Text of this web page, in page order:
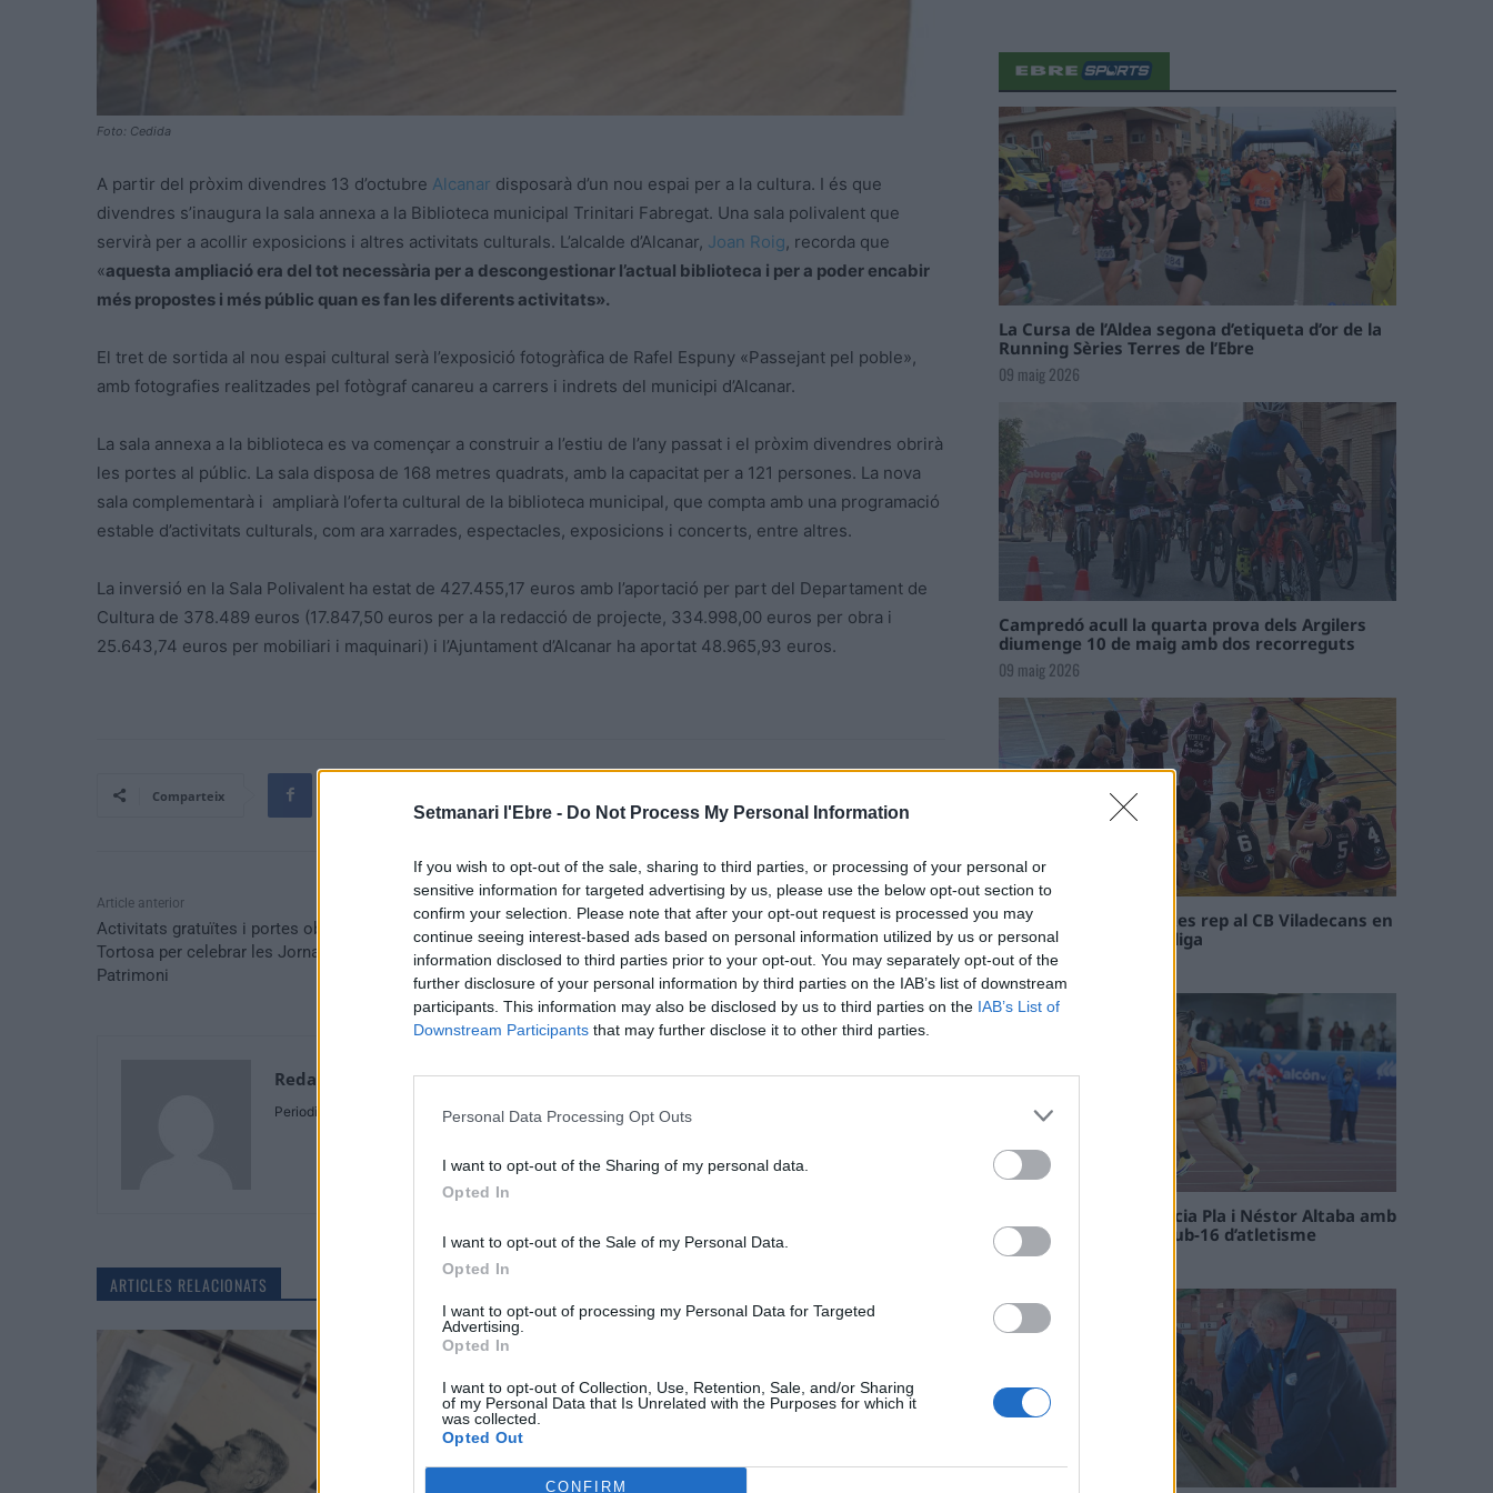
Setmanari l'Ebre - Do Not Process My Personal Information
If you wish to opt-out of the sale, sharing to third parties, or processing of your personal or
sensitive information for targeted advertising by us, please use the below opt-out section to
confirm your selection. Please note that after your opt-out request is processed you may
continue seeing interest-based ads based on personal information utilized by us or personal
information disclosed to third parties prior to your opt-out. You may separately opt-out of the
further disclosure of your personal information by third parties on the IAB’s list of downstream
participants. This information may also be disclosed by us to third parties on the IAB’s List of
Downstream Participants that may further disclose it to other third parties.
Personal Data Processing Opt Outs
I want to opt-out of the Sharing of my personal data.
Opted In
I want to opt-out of the Sale of my Personal Data.
Opted In
I want to opt-out of processing my Personal Data for Targeted
Advertising.
Opted In
I want to opt-out of Collection, Use, Retention, Sale, and/or Sharing
of my Personal Data that Is Unrelated with the Purposes for which it
was collected.
Opted Out
CONFIRM
Foto: Cedida
A partir del pròxim divendres 13 d’octubre Alcanar disposarà d’un nou espai per a la cultura. I és que
divendres s’inaugura la sala annexa a la Biblioteca municipal Trinitari Fabregat. Una sala polivalent que
servirà per a acollir exposicions i altres activitats culturals. L’alcalde d’Alcanar, Joan Roig, recorda que
«aquesta ampliació era del tot necessària per a descongestionar l’actual biblioteca i per a poder encabir
més propostes i més públic quan es fan les diferents activitats».
El tret de sortida al nou espai cultural serà l’exposició fotogràfica de Rafel Espuny «Passejant pel poble»,
amb fotografies realitzades pel fotògraf canareu a carrers i indrets del municipi d’Alcanar.
La sala annexa a la biblioteca es va començar a construir a l’estiu de l’any passat i el pròxim divendres obrirà
les portes al públic. La sala disposa de 168 metres quadrats, amb la capacitat per a 121 persones. La nova
sala complementarà i ampliarà l’oferta cultural de la biblioteca municipal, que compta amb una programació
estable d’activitats culturals, com ara xarrades, espectacles, exposicions i concerts, entre altres.
La inversió en la Sala Polivalent ha estat de 427.455,17 euros amb l’aportació per part del Departament de
Cultura de 378.489 euros (17.847,50 euros per a la redacció de projecte, 334.998,00 euros per obra i
25.643,74 euros per mobiliari i maquinari) i l’Ajuntament d’Alcanar ha aportat 48.965,93 euros.
Comparteix
Article anterior
Activitats gratuïtes i portes obertes al Museu de
Tortosa per celebrar les Jornades Europees de
Patrimoni
Article següent
El govern espanyol preveu un augment de les pensions
d’entre el 3,5 i el 4% l’any vinent
Redaccio
Periodistes
ARTICLES RELACIONATS
La Cursa de l’Aldea segona d’etiqueta d’or de la
Running Sèries Terres de l’Ebre
09 maig 2026
Campredó acull la quarta prova dels Argilers
diumenge 10 de maig amb dos recorreguts
09 maig 2026
El Cantaires amb baixes rep al CB Viladecans en
el tram decisiu de la lliga
09 maig 2026
Paula Sintorres, Patrícia Pla i Néstor Altaba amb
la selecció catalana sub-16 d’atletisme
08 maig 2026